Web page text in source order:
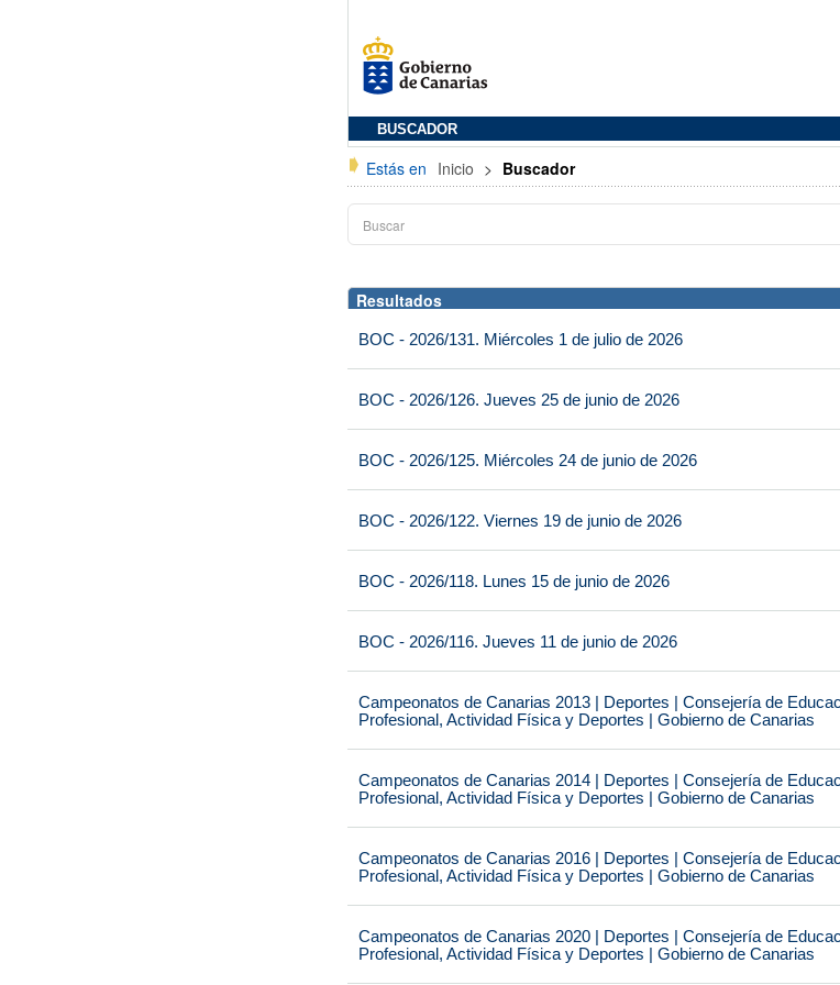
BUSCADOR
Estás en Inicio > Buscador
Resultados
BOC - 2026/131. Miércoles 1 de julio de 2026
BOC - 2026/126. Jueves 25 de junio de 2026
BOC - 2026/125. Miércoles 24 de junio de 2026
BOC - 2026/122. Viernes 19 de junio de 2026
BOC - 2026/118. Lunes 15 de junio de 2026
BOC - 2026/116. Jueves 11 de junio de 2026
Campeonatos de Canarias 2013 | Deportes | Consejería de
Profesional, Actividad Física y Deportes | Gobierno de Canarias
Campeonatos de Canarias 2014 | Deportes | Consejería de
Profesional, Actividad Física y Deportes | Gobierno de Canarias
Campeonatos de Canarias 2016 | Deportes | Consejería de
Profesional, Actividad Física y Deportes | Gobierno de Canarias
Campeonatos de Canarias 2020 | Deportes | Consejería de
Profesional, Actividad Física y Deportes | Gobierno de Canarias